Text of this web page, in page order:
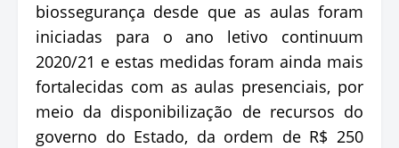
biossegurança desde que as aulas foram
iniciadas para o ano letivo continuum
2020/21 e estas medidas foram ainda mais
fortalecidas com as aulas presenciais, por
meio da disponibilização de recursos do
governo do Estado, da ordem de R$ 250